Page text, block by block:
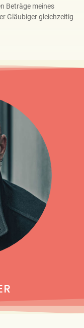
Beträge meines
Gläubiger gleichzeitig